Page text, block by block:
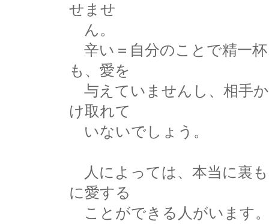
せませ
ん。
辛い＝自分のことで精一
も、愛を
与えていませんし、相手
け取れて
いないでしょう。
人によっては、本当に裏
に愛する
ことができる人がいます